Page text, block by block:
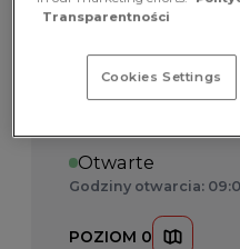
odwiedź Ambre
w którym
Otwarte
Godziny otwarcia:
POZIOM 0
Transparentności
Cookies Settings